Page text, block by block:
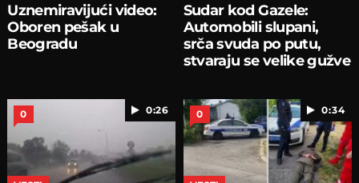
Uznemiravijući video:
Oboren pešak u
Beogradu
Sudar kod Gazele:
Automobili slupani,
srča svuda po putu,
stvaraju se velike gužve
0:26
0 0:34
0